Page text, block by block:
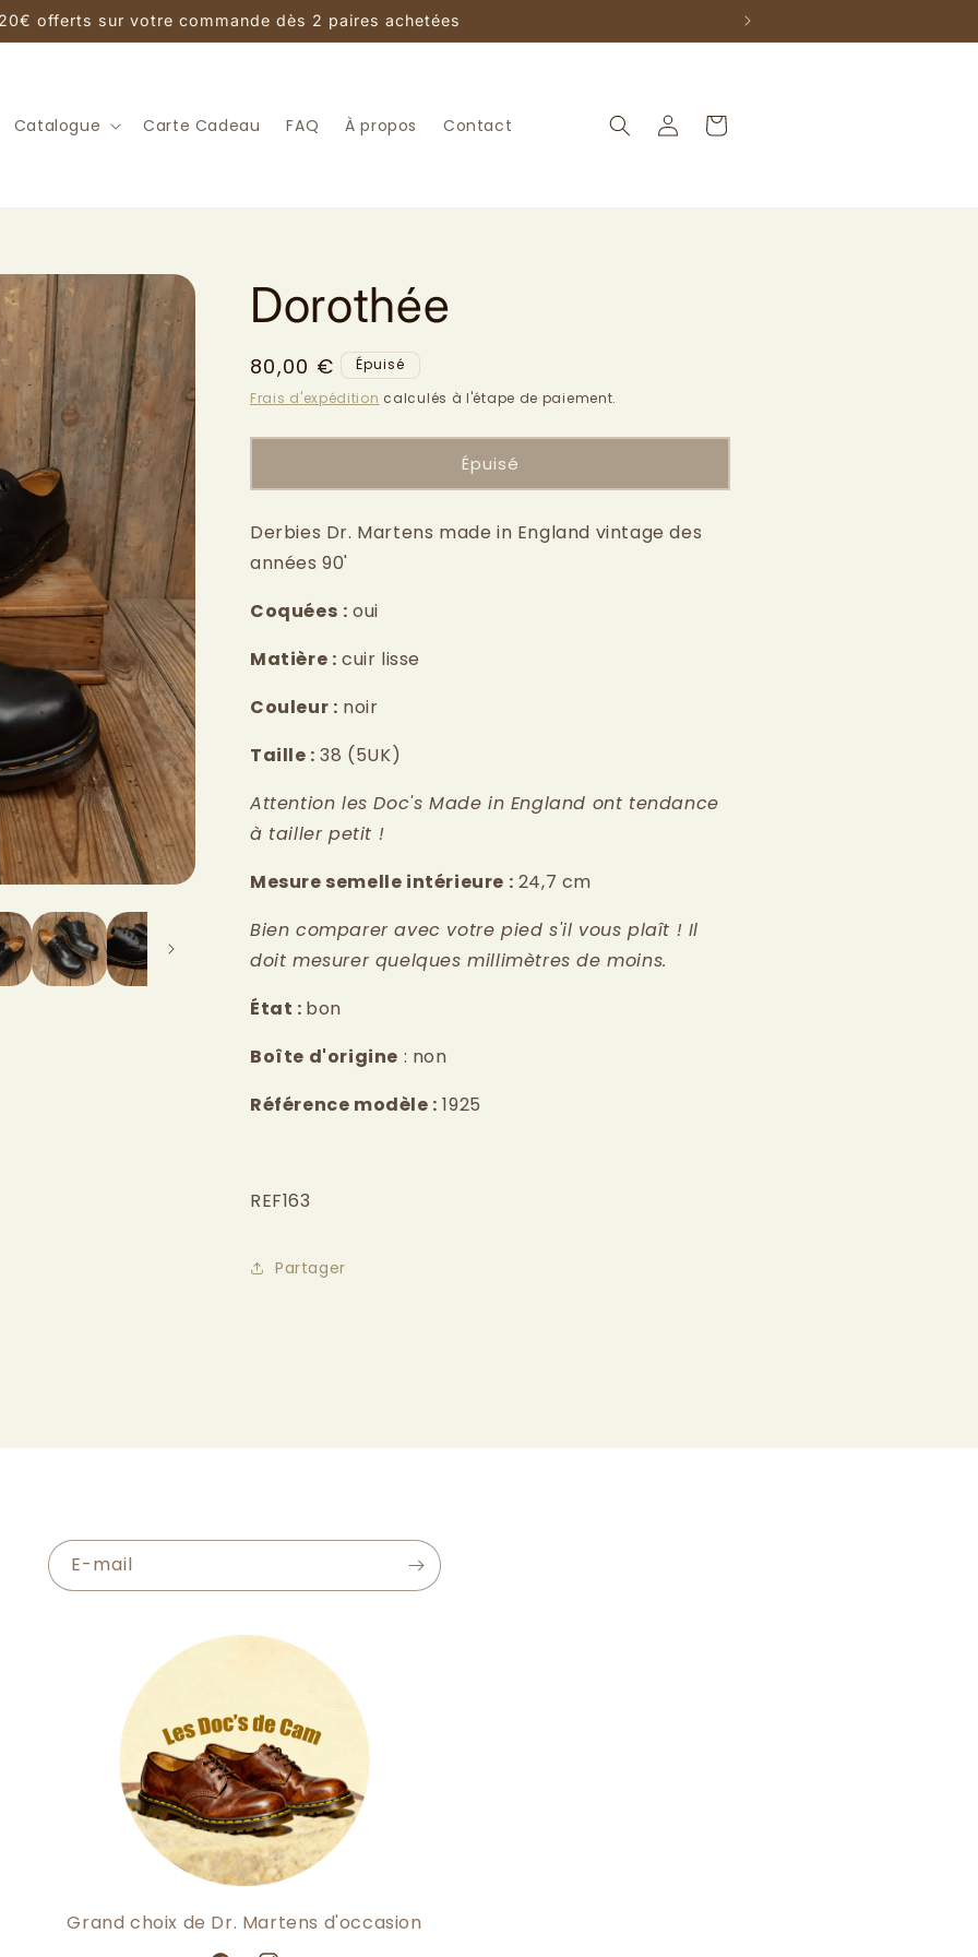
20€ offerts sur votre commande dès 2 paires achetées
Catalogue Carte Cadeau FAQ À propos Contact ConnexionPanier
Dorothée
Prix
habituel
80,00 €
Épuisé
Frais d'expédition calculés à l'étape de paiement.
Épuisé
Derbies Dr. Martens made in England vintage des
années 90'
Coquées : oui
Matière : cuir lisse
Couleur : noir
Taille : 38 (5UK)
Attention les Doc's Made in England ont tendance
à tailler petit !
Mesure semelle intérieure : 24,7 cm
Bien comparer avec votre pied s'il vous plaît ! Il
doit mesurer quelques millimètres de moins.
État : bon
Boîte d'origine : non
Référence modèle : 1925
REF163
Partager
E-mail
Grand choix de Dr. Martens d'occasion